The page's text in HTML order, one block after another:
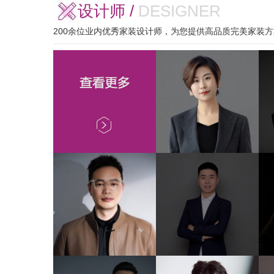
设计师 / DESIGNER
200余位业内优秀家装设计师，为您提供高品质完美家装